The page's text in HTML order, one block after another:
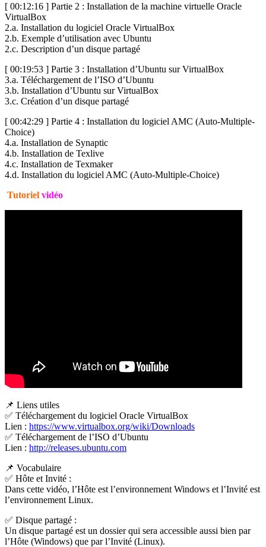
[ 00:12:16 ] Partie 2 : Installation de la machine virtuelle Oracle
VirtualBox
2.a. Installation du logiciel Oracle VirtualBox
2.b. Exemple d’utilisation avec Ubuntu
2.c. Description d’un disque partagé
[ 00:19:53 ] Partie 3 : Installation d’Ubuntu sur VirtualBox
3.a. Téléchargement de l’ISO d’Ubuntu
3.b. Installation d’Ubuntu sur VirtualBox
3.c. Création d’un disque partagé
[ 00:42:29 ] Partie 4 : Installation du logiciel AMC (Auto-Multiple-
Choice)
4.a. Installation de Synaptic
4.b. Installation de Texlive
4.c. Installation de Texmaker
4.d. Installation du logiciel AMC (Auto-Multiple-Choice)
Tutoriel vidéo
📌 Liens utiles
✅ Téléchargement du logiciel Oracle VirtualBox
Lien : https://www.virtualbox.org/wiki/Downloads
✅ Téléchargement de l’ISO d’Ubuntu
Lien : http://releases.ubuntu.com
📌 Vocabulaire
✅ Hôte et Invité :
Dans cette vidéo, l’Hôte est l’environnement Windows et l’Invité est
l’environnement Linux.
✅ Disque partagé :
Un disque partagé est un dossier qui sera accessible aussi bien par
l’Hôte (Windows) que par l’Invité (Linux).